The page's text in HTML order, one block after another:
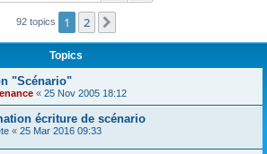
92 topics 1 2
Topics
"Scénario"
« 25 Nov 2005 18:12
écriture de scénario
« 25 Mar 2016 09:33